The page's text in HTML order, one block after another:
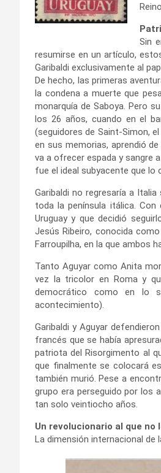
Sin
resumirse en un artículo,
Garibaldi exclusivamente al
De hecho, las primeras
la condena a muerte que
monarquía de Saboya. Pero
los 26 años, cuando en el
(seguidores de Saint-Simon,
en sus memorias, aprendió
va a ofrecer espada y sangre
fue el ideal subyacente que lo
Garibaldi no regresaría a
toda la península itálica. Con
Uruguay y que decidió
Jesús Ribeiro, conocida
Farroupilha, en la que ambos
Tanto Aguyar como Anita
vez la tricolor en Roma y
democrático como en lo
acontecimiento).
Garibaldi y Aguyar
francés que se había
patriota del Risorgimento al
que finalmente se colocará
también murió. Pese a
grupo era perseguido por los
tan solo veintiocho años.
Un revolucionario al que no
La dimensión internacional de